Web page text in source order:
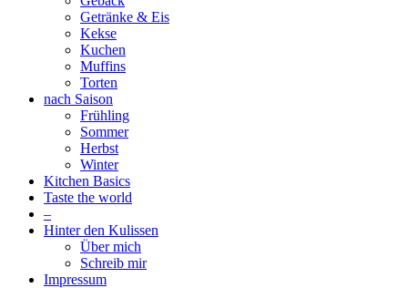
Getränke & Eis
Kekse
Kuchen
Muffins
Torten
nach Saison
Frühling
Sommer
Herbst
Winter
Kitchen Basics
Taste the world
–
Hinter den Kulissen
Über mich
Schreib mir
Impressum